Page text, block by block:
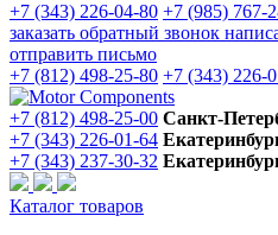
+7 (343) 226-04-80 +7 (985) 767-
заказать обратный звонок
отправить письмо
+7 (812) 498-25-80 +7 (343) 226-
+7 (812) 498-25-00 Санкт-
+7 (343) 226-01-64
+7 (343) 237-30-32
Каталог товаров